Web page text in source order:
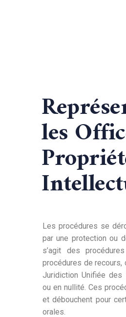
les
Les procédures se
par une protection ou
s’agit des
procédures de recours,
Juridiction Unifiée des
ou en nullité. Ces
et débouchent pour
orales.